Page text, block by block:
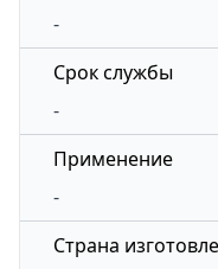
-
Срок службы
-
Применение
-
Страна